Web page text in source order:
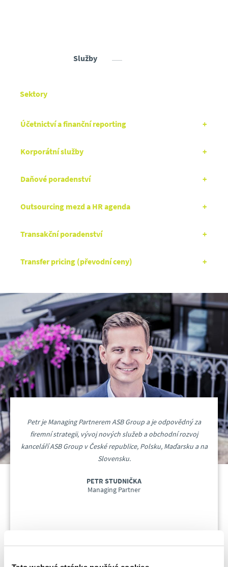
Služby
Sektory
Účetnictví a finanční reporting
Korporátní služby
Daňové poradenství
Outsourcing mezd a HR agenda
Transakční poradenství
Transfer pricing (převodní ceny)
Petr je Managing Partnerem ASB Group a je odpovědný za
firemní strategii, vývoj nových služeb a obchodní rozvoj
kanceláří ASB Group v České republice, Polsku, Maďarsku a na
Slovensku.
PETR STUDNIČKA
Managing Partner